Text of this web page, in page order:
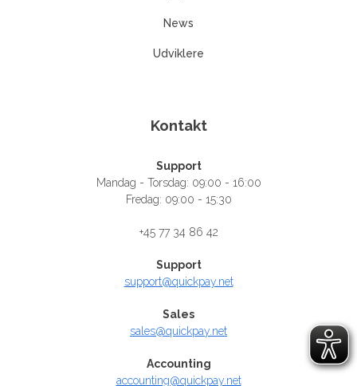
Kontakt
Support
Mandag - Torsdag: 09:00 - 16:00
Fredag: 09:00 - 15:30
+45 77 34 86 42
Support
support@quickpay.net
Sales
sales@quickpay.net
Accounting
accounting@quickpay.net
News
Udviklere